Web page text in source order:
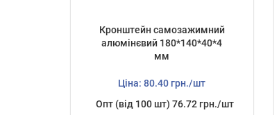
Кронштейн самозажимний
алюмінєвий 180*140*40*4
мм
Ціна: 80.40 грн./шт
Опт (від 100 шт) 76.72 грн./шт